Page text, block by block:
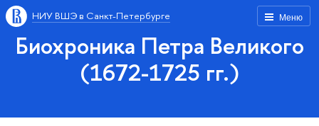
Меню
НИУ ВШЭ в Санкт-Петербурге
Биохроника Петра Великого
(1672-1725 гг.)